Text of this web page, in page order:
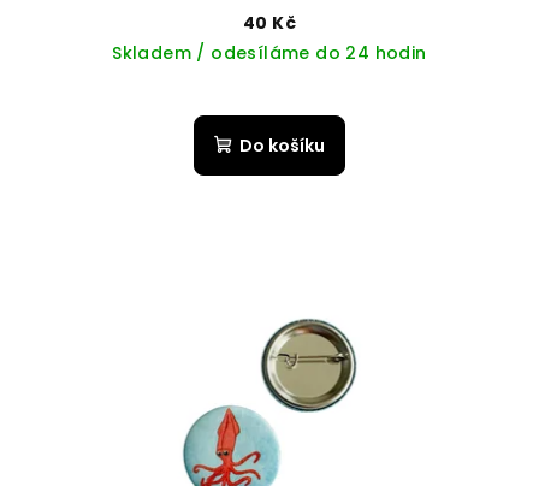
40 Kč
Skladem / odesíláme do 24 hodin
Do košíku